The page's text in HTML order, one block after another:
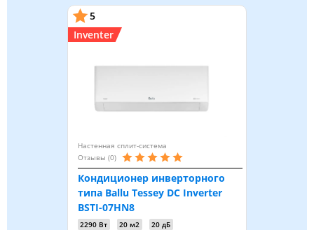
5
Inventer
Настенная сплит-система
Отзывы (0)
Кондиционер инверторного
типа Ballu Tessey DC Inverter
BSTI-07HN8
2290 Вт 20 м2 20 дБ